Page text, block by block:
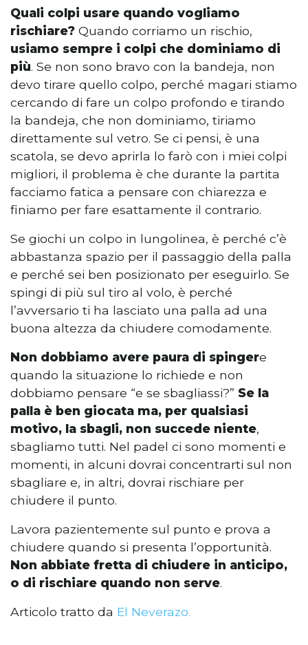
Quali colpi usare quando vogliamo
rischiare? Quando corriamo un rischio,
usiamo sempre i colpi che dominiamo di
più. Se non sono bravo con la bandeja, non
devo tirare quello colpo, perché magari stiamo
cercando di fare un colpo profondo e tirando
la bandeja, che non dominiamo, tiriamo
direttamente sul vetro. Se ci pensi, è una
scatola, se devo aprirla lo farò con i miei colpi
migliori, il problema è che durante la partita
facciamo fatica a pensare con chiarezza e
finiamo per fare esattamente il contrario.
Se giochi un colpo in lungolinea, è perché c’è
abbastanza spazio per il passaggio della palla
e perché sei ben posizionato per eseguirlo. Se
spingi di più sul tiro al volo, è perché
l’avversario ti ha lasciato una palla ad una
buona altezza da chiudere comodamente.
Non dobbiamo avere paura di spingere
quando la situazione lo richiede e non
dobbiamo pensare “e se sbagliassi?” Se la
palla è ben giocata ma, per qualsiasi
motivo, la sbagli, non succede niente,
sbagliamo tutti. Nel padel ci sono momenti e
momenti, in alcuni dovrai concentrarti sul non
sbagliare e, in altri, dovrai rischiare per
chiudere il punto.
Lavora pazientemente sul punto e prova a
chiudere quando si presenta l’opportunità.
Non abbiate fretta di chiudere in anticipo,
o di rischiare quando non serve.
Articolo tratto da El Neverazo.